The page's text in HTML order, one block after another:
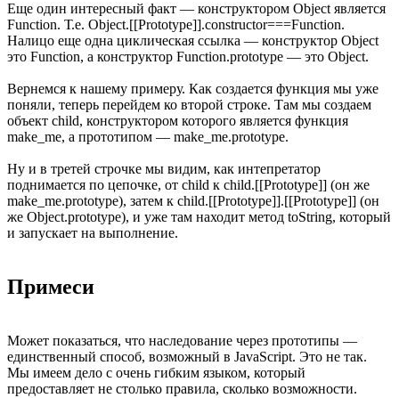
Еще один интересный факт — конструктором Object является
Function. Т.е. Object.[[Prototype]].constructor===Function.
Налицо еще одна циклическая ссылка — конструктор Object
это Function, а конструктор Function.prototype — это Object.
Вернемся к нашему примеру. Как создается функция мы уже
поняли, теперь перейдем ко второй строке. Там мы создаем
объект child, конструктором которого является функция
make_me, а прототипом — make_me.prototype.
Ну и в третей строчке мы видим, как интепретатор
поднимается по цепочке, от child к child.[[Prototype]] (он же
make_me.prototype), затем к child.[[Prototype]].[[Prototype]] (он
же Object.prototype), и уже там находит метод toString, который
и запускает на выполнение.
Примеси
Может показаться, что наследование через прототипы —
единственный способ, возможный в JavaScript. Это не так.
Мы имеем дело с очень гибким языком, который
предоставляет не столько правила, сколько возможности.